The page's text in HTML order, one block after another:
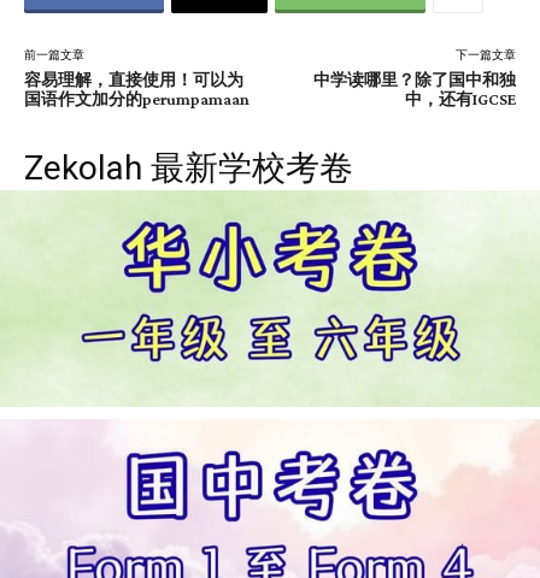
前一篇文章
容易理解，直接使用！可以为
国语作文加分的perumpamaan
下一篇文章
中学读哪里？除了国中和独
中，还有IGCSE
Zekolah 最新学校考卷